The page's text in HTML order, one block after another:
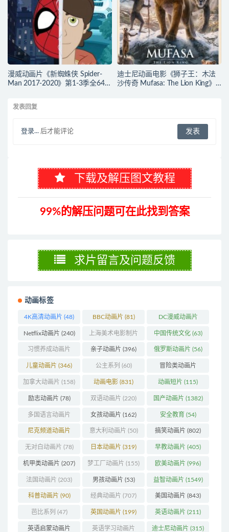
漫威动画片《新蜘蛛侠 Spider-
Man 2017-2020》第1-3季全64集
文) 官方纯净收藏版
720P/MKV/27.9G 动画片蜘蛛侠
迪士尼动画电影《狮子王：木法
沙传奇 Mufasa: The Lion King》
发表回复
登录... 后才能评论
下载及解压图文教程
99%的解压问题可在此找到答案
求片留言及问题反馈
动画标签
4K高清动画片 (48) BBC动画片 (81) DC漫威动画片
(103)
Netflix动画片 (240) 上海美术电影制片
厂(126)
中国传统文化(63)
习惯养成动画片
(74)
亲子动画片 (396) 俄罗斯动画片 (56)
儿童动画片 (346) 公主系列 (60) 冒险类动画片
(1270)
加拿大动画片 (158) 动画电影 (831) 动画短片 (115)
励志动画片 (78) 双语动画片 (220) 国产动画片 (1382)
多国语言动画片
(179)
女孩动画片 (162) 安全教育 (54)
尼克频道动画片
(83)
意大利动画片 (50) 搞笑动画片 (802)
无对白动画片 (78) 日本动画片 (319) 早教动画片 (405)
机甲类动画片 (207) 梦工厂动画片 (155) 欧美动画片 (996)
法国动画片 (203) 男孩动画片 (53) 益智动画片 (1549)
科普动画片 (90) 经典动画片 (707) 美国动画片 (843)
芭比系列 (47) 英国动画片 (199) 英语动画片 (211)
英语启蒙动画片 英语学习动画片 迪士尼动画片 (315)